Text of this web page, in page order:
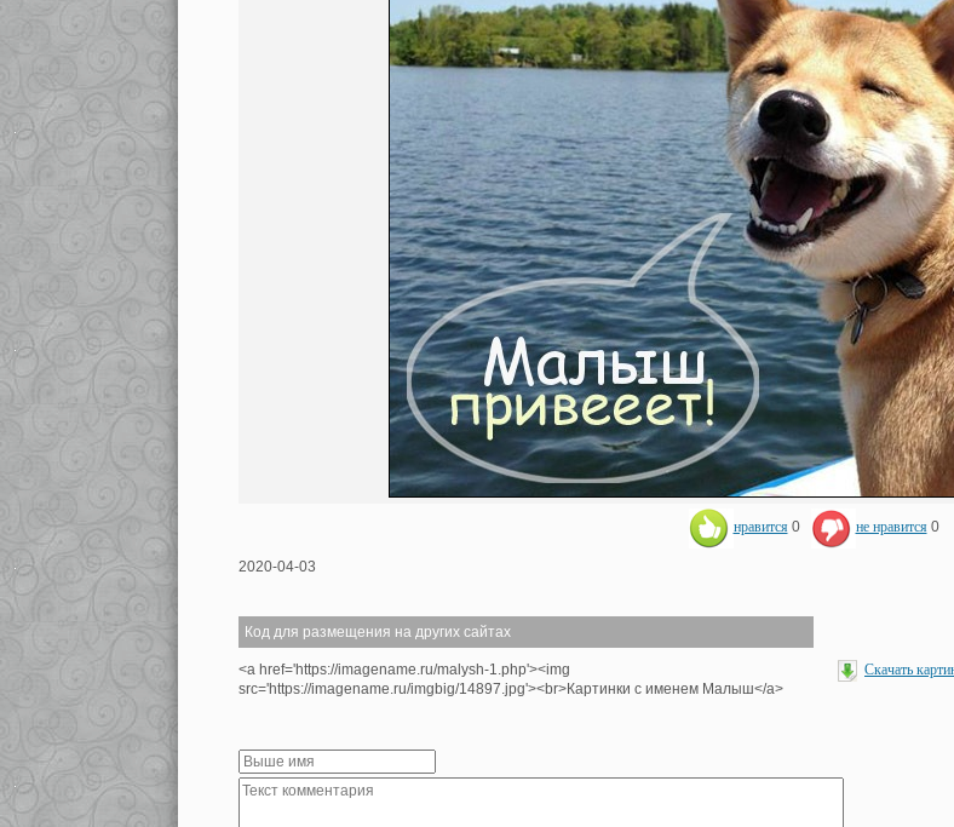
нравится 0 не нравится 0
2020-04-03
Код для размещения на других сайтах
<a href='https://imagename.ru/malysh-1.php'><img
src='https://imagename.ru/imgbig/14897.jpg'><br>Картинки с именем Малыш</a>
Скачать